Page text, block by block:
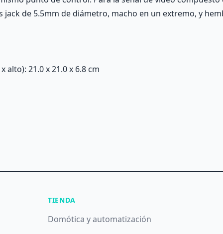
de 5.5mm de diámetro, macho en un extremo, y
21.0 x 21.0 x 6.8 cm
TIENDA
Domótica y automatización